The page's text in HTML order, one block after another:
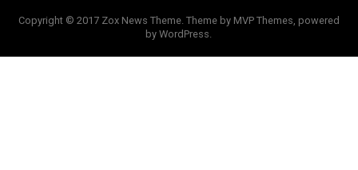
Copyright © 2017 Zox News Theme. Theme by MVP Themes, powered
by WordPress.